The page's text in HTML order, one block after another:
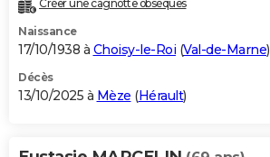
Créer une cagnotte obsèques
Naissance
17/10/1938 à Choisy-le-Roi (Val-de-Marne)
Décès
13/10/2025 à Mèze (Hérault)